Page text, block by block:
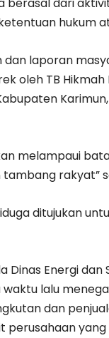
hukum
laporan
oleh TB
melampaui
rakyat”
ditujukan
Dinas Energi
waktu lalu
dan
perusahaan